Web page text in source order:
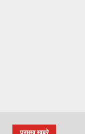
प्रमुख खबरे